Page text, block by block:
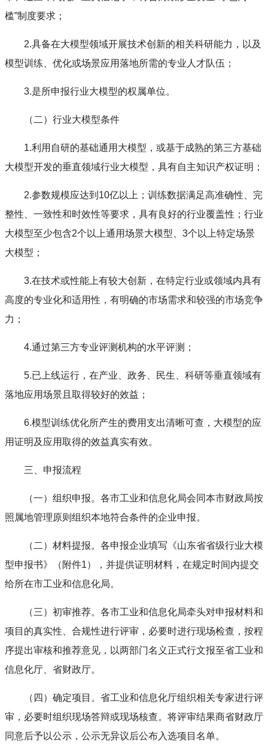
槛”制度要求；
2.具备在大模型领域开展技术创新的相关科研能力，以及
模型训练、优化或场景应用落地所需的专业人才队伍；
3.是所申报行业大模型的权属单位。
（二）行业大模型条件
1.利用自研的基础通用大模型，或基于成熟的第三方基础
大模型开发的垂直领域行业大模型，具有自主知识产权证明；
2.参数规模应达到10亿以上；训练数据满足高准确性、完
整性、一致性和时效性等要求，具有良好的行业覆盖性；行业
大模型至少包含2个以上通用场景大模型、3个以上特定场景
大模型；
3.在技术或性能上有较大创新，在特定行业或领域内具有
高度的专业化和适用性，有明确的市场需求和较强的市场竞争
力；
4.通过第三方专业评测机构的水平评测；
5.已上线运行，在产业、政务、民生、科研等垂直领域有
落地应用场景且取得较好的效益；
6.模型训练优化所产生的费用支出清晰可查，大模型的应
用证明及应用取得的效益真实有效。
三、申报流程
（一）组织申报。各市工业和信息化局会同本市财政局按
照属地管理原则组织本地符合条件的企业申报。
（二）材料提报。各申报企业填写《山东省省级行业大模
型申报书》（附件1），并提供证明材料，在规定时间内提交
给所在市工业和信息化局。
（三）初审推荐。各市工业和信息化局牵头对申报材料和
项目的真实性、合规性进行评审，必要时进行现场检查，按程
序提出审核和推荐意见，以两部门名义正式行文报至省工业和
信息化厅、省财政厅。
（四）确定项目。省工业和信息化厅组织相关专家进行评
审，必要时组织现场答辩或现场核查。将评审结果商省财政厅
同意后予以公示，公示无异议后公布入选项目名单。